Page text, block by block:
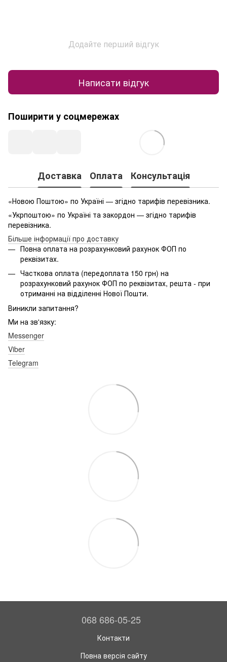
Додайте перший відгук
Написати відгук
Поширити у соцмережах
Доставка Оплата Консультація
«Новою Поштою» по Україні — згідно тарифів перевізника.
«Укрпоштою» по Україні та закордон — згідно тарифів
перевізника.
Більше інформації про доставку
Повна оплата на розрахунковий рахунок ФОП по
реквізитах.
Часткова оплата (передоплата 150 грн) на
розрахунковий рахунок ФОП по реквізитах, решта - при
отриманні на відділенні Нової Пошти.
Виникли запитання?
Ми на зв'язку:
Messenger
Viber
Telegram
068 686-05-25
Контакти
Повна версія сайту